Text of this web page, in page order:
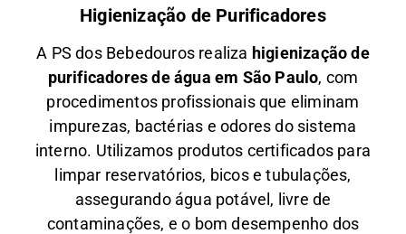
Higienização de Purificadores
A PS dos Bebedouros realiza higienização de
purificadores de água em São Paulo, com
procedimentos profissionais que eliminam
impurezas, bactérias e odores do sistema
interno. Utilizamos produtos certificados para
limpar reservatórios, bicos e tubulações,
assegurando água potável, livre de
contaminações, e o bom desempenho dos